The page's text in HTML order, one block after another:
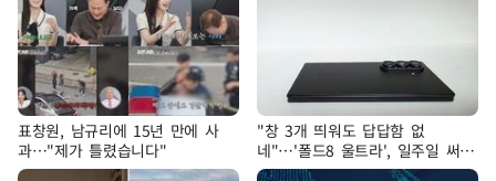
표창원, 남규리에 15년 만에 사
과…"제가 틀렸습니다"
"창 3개 띄워도 답답함 없
네"…'폴드8 울트라', 일주일 써보
니